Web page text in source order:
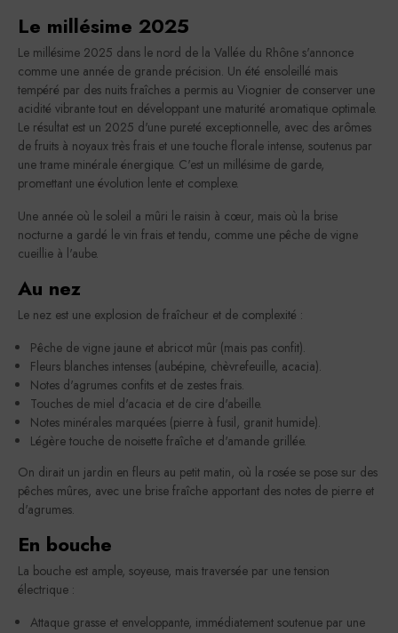
Le millésime 2025
Le millésime 2025 dans le nord de la Vallée du Rhône s'annonce
comme une année de grande précision. Un été ensoleillé mais
tempéré par des nuits fraîches a permis au Viognier de conserver une
acidité vibrante tout en développant une maturité aromatique optimale.
Le résultat est un 2025 d'une pureté exceptionnelle, avec des arômes
de fruits à noyaux très frais et une touche florale intense, soutenus par
une trame minérale énergique. C'est un millésime de garde,
promettant une évolution lente et complexe.
Une année où le soleil a mûri le raisin à cœur, mais où la brise
nocturne a gardé le vin frais et tendu, comme une pêche de vigne
cueillie à l'aube.
Au nez
Le nez est une explosion de fraîcheur et de complexité :
Pêche de vigne jaune et abricot mûr (mais pas confit).
Fleurs blanches intenses (aubépine, chèvrefeuille, acacia).
Notes d'agrumes confits et de zestes frais.
Touches de miel d'acacia et de cire d'abeille.
Notes minérales marquées (pierre à fusil, granit humide).
Légère touche de noisette fraîche et d'amande grillée.
On dirait un jardin en fleurs au petit matin, où la rosée se pose sur des
pêches mûres, avec une brise fraîche apportant des notes de pierre et
d'agrumes.
En bouche
La bouche est ample, soyeuse, mais traversée par une tension
électrique :
Attaque grasse et enveloppante, immédiatement soutenue par une